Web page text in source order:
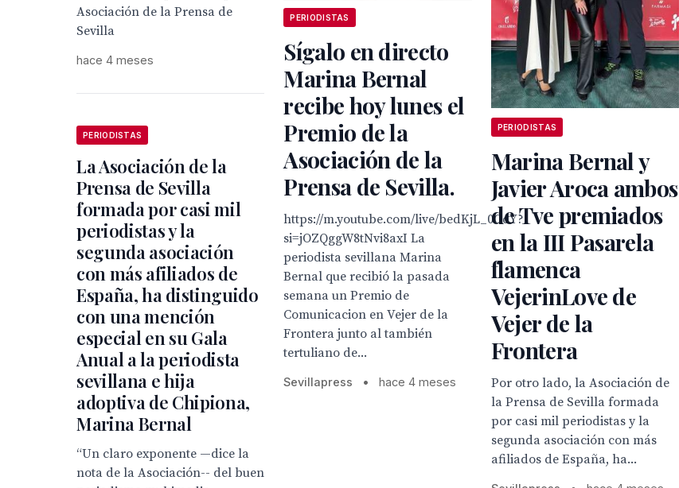
Asociación de la Prensa de
Sevilla
hace 4 meses
PERIODISTAS
Sígalo en directo
Marina Bernal
recibe hoy lunes el
Premio de la
Asociación de la
Prensa de Sevilla.
https://m.youtube.com/live/bedKjL_0OdY?
si=jOZQggW8tNvi8axI La
periodista sevillana Marina
Bernal que recibió la pasada
semana un Premio de
Comunicacion en Vejer de la
Frontera junto al también
tertuliano de...
Sevillapress • hace 4 meses
PERIODISTAS
Marina Bernal y
Javier Aroca ambos
de Tve premiados
en la III Pasarela
flamenca
VejerinLove de
Vejer de la
Frontera
Por otro lado, la Asociación de
la Prensa de Sevilla formada
por casi mil periodistas y la
segunda asociación con más
afiliados de España, ha...
PERIODISTAS
La Asociación de la
Prensa de Sevilla
formada por casi mil
periodistas y la
segunda asociación
con más afiliados de
España, ha distinguido
con una mención
especial en su Gala
Anual a la periodista
sevillana e hija
adoptiva de Chipiona,
Marina Bernal
“Un claro exponente —dice la
nota de la Asociación-- del buen